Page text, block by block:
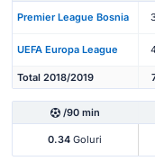
Premier League Bosnia 3
UEFA Europa League
Total 2018/2019
/90 min
0.34 Goluri